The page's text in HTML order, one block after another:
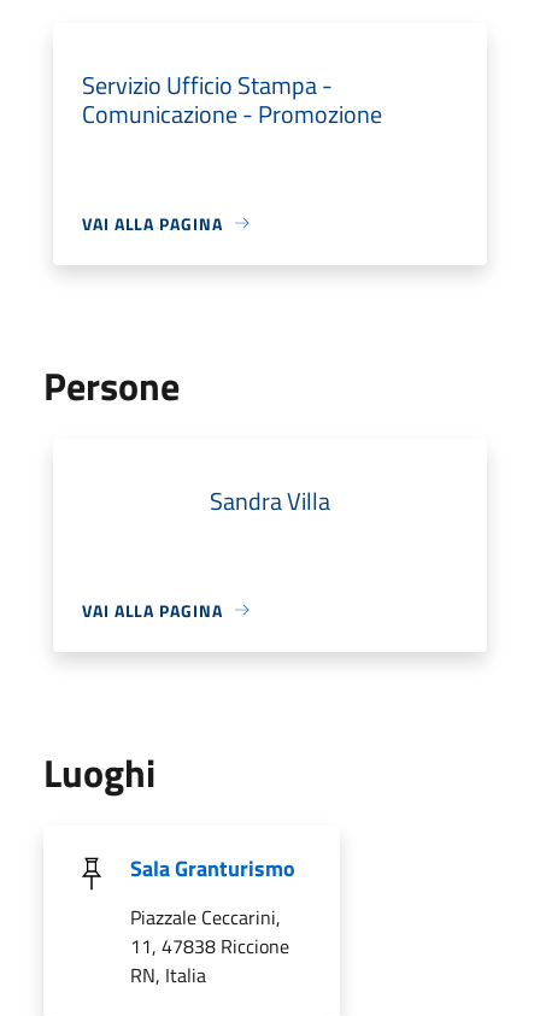
Servizio Ufficio Stampa -
Comunicazione - Promozione
VAI ALLA PAGINA
Persone
Sandra Villa
VAI ALLA PAGINA
Luoghi
Sala Granturismo
Piazzale Ceccarini,
11, 47838 Riccione
RN, Italia